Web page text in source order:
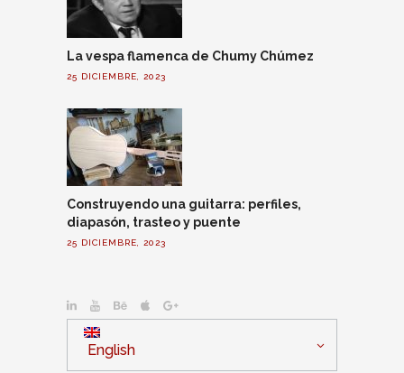
La vespa flamenca de Chumy Chúmez
25 DICIEMBRE, 2023
Construyendo una guitarra: perfiles,
diapasón, trasteo y puente
25 DICIEMBRE, 2023
English